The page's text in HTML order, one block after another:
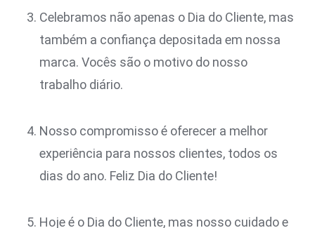
Celebramos não apenas o Dia do Cliente, mas
também a confiança depositada em nossa
marca. Vocês são o motivo do nosso
trabalho diário.
Nosso compromisso é oferecer a melhor
experiência para nossos clientes, todos os
dias do ano. Feliz Dia do Cliente!
Hoje é o Dia do Cliente, mas nosso cuidado e